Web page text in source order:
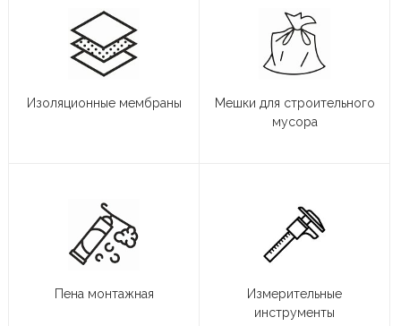
Изоляционные мембраны
Мешки для строительного
мусора
Пена монтажная
Измерительные
инструменты